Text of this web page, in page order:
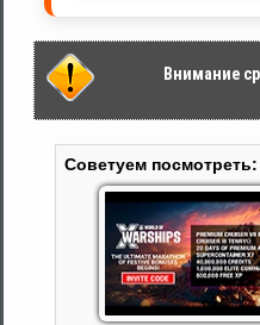
Внимание
Советуем посмотреть: